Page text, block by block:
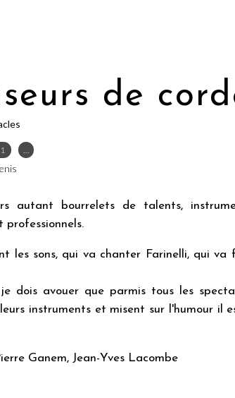
de
…
autant bourrelets de talents,
professionnels.
les sons, qui va chanter Farinelli, qui va
dois avouer que parmis tous les
instruments et misent sur l'humour il
Ganem, Jean-Yves Lacombe